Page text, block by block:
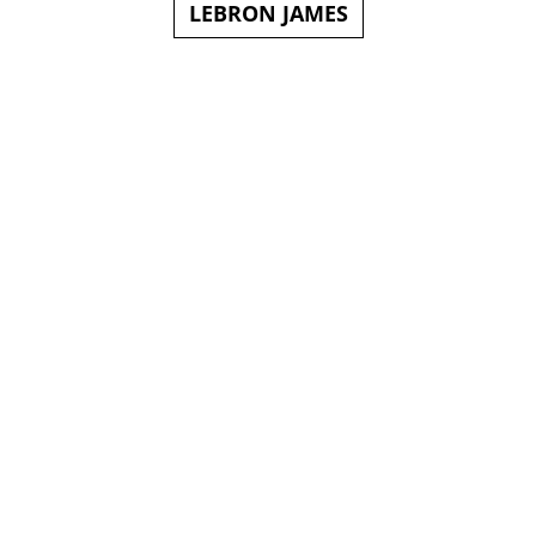
LEBRON JAMES